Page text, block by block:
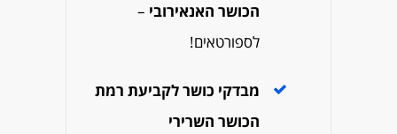
הכושר האנאירובי –
לספורטאים!
מבדקי כושר לקביעת רמת
הכושר השרירי